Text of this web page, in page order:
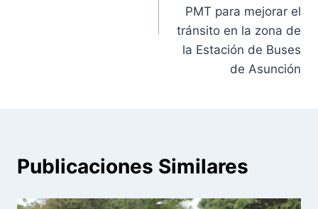
PMT para mejorar el
tránsito en la zona de
la Estación de Buses
de Asunción
Publicaciones Similares